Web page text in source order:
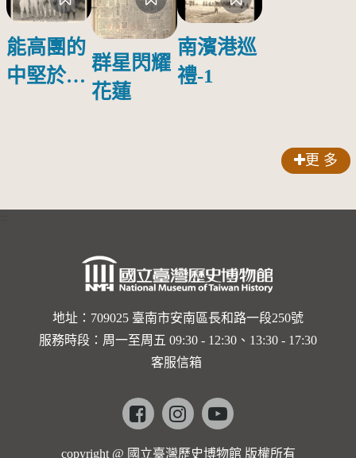
能高團的
中堅於花
群星閃耀
花蓮
南濱港巡
禮-1
更 多
地址：709025 臺南市安南區長和路一段250號
服務時段：周一至周五 09:30 - 12:30、13:30 - 17:30
客服信箱
Facebookinstagramyoutube
copyright @ 國立臺灣歷史博物館 版權所有